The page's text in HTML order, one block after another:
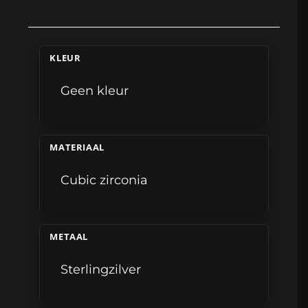
KLEUR
Geen kleur
MATERIAAL
Cubic zirconia
METAAL
Sterlingzilver